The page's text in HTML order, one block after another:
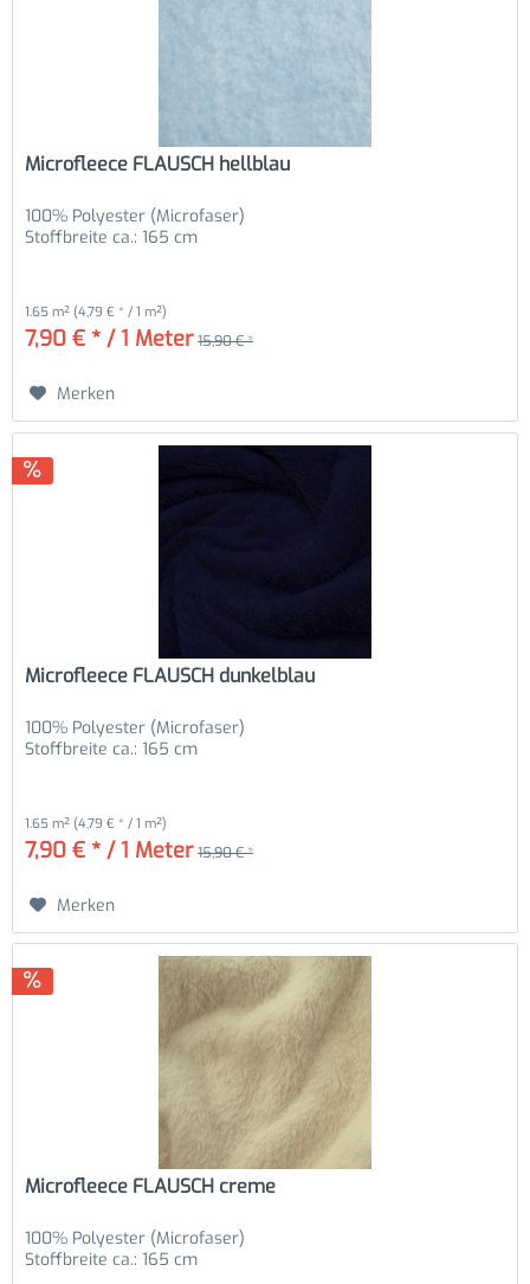
Microfleece FLAUSCH hellblau
100% Polyester (Microfaser)
Stoffbreite ca.: 165 cm
1.65 m² (4,79 € * / 1 m²)
7,90 € * / 1 Meter 15,90 € *
Merken
Microfleece FLAUSCH dunkelblau
100% Polyester (Microfaser)
Stoffbreite ca.: 165 cm
1.65 m² (4,79 € * / 1 m²)
7,90 € * / 1 Meter 15,90 € *
Merken
Microfleece FLAUSCH creme
100% Polyester (Microfaser)
Stoffbreite ca.: 165 cm